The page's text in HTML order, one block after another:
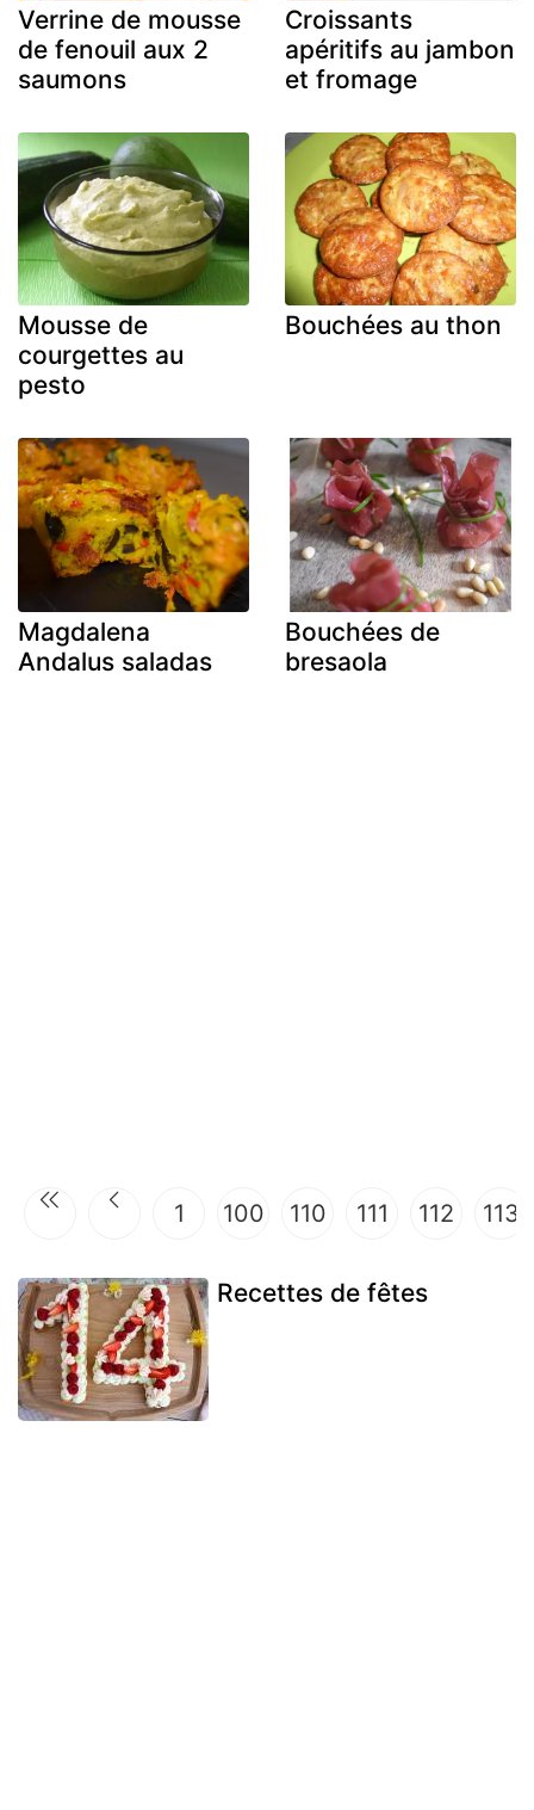
Verrine de mousse
de fenouil aux 2
saumons
Croissants
apéritifs au jambon
et fromage
Mousse de
courgettes au
pesto
Bouchées au thon
Magdalena
Andalus saladas
Bouchées de
bresaola
1 100 110 111 112 113
Recettes de fêtes